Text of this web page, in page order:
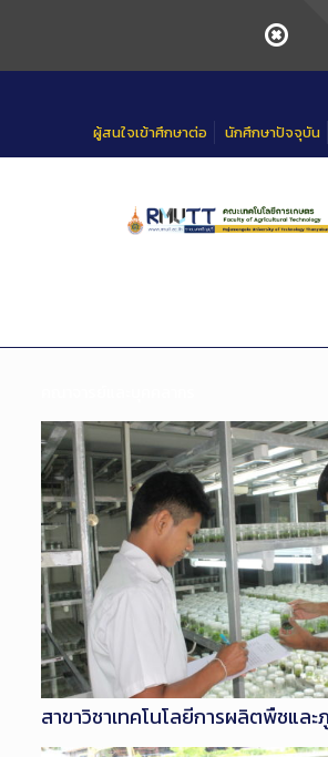
ผู้สนใจเข้าศึกษาต่อ นักศึกษาปัจจุบัน
สาขาวิชาเทคโนโลยีการผลิตพืชแล